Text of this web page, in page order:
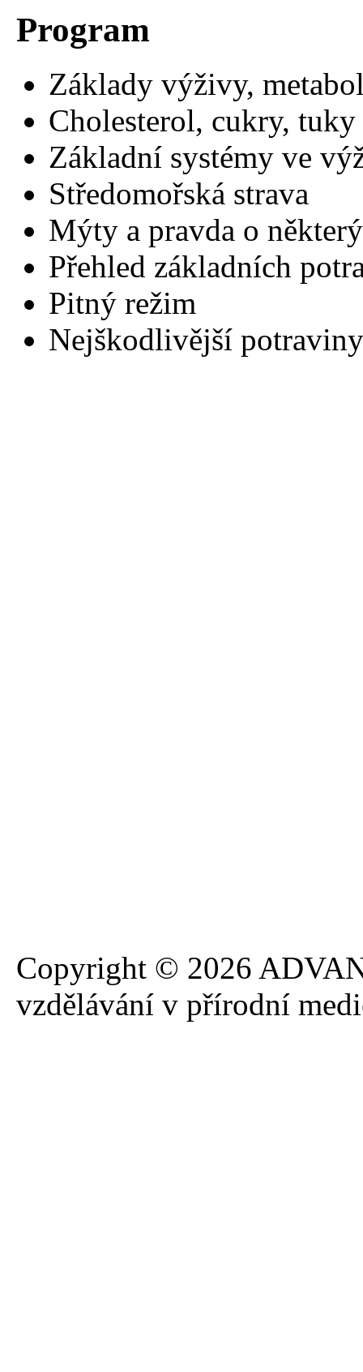
Program
Základy výživy,
Cholesterol, cukry, tuky
Základní systémy ve
Středomořská strava
Mýty a pravda o
Přehled základních
Pitný režim
Nejškodlivější potraviny
Copyright © 2026
vzdělávání v přírodní